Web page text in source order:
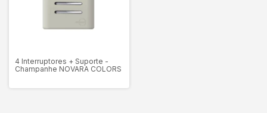
4 Interruptores + Suporte -
Champanhe NOVARA COLORS